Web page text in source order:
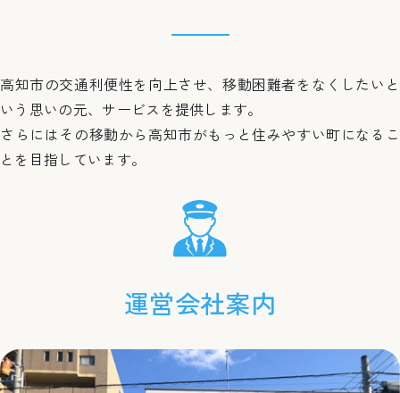
高知市の交通利便性を向上させ、移動困難者をなくしたいと
いう思いの元、サービスを提供します。
さらにはその移動から高知市がもっと住みやすい町になるこ
とを目指しています。
運営会社案内